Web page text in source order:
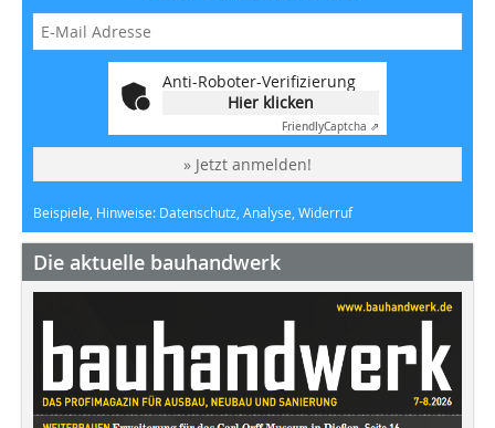
Anti-Roboter-Verifizierung
Hier klicken
FriendlyCaptcha ⇗
» Jetzt anmelden!
Beispiele, Hinweise: Datenschutz, Analyse, Widerruf
Die aktuelle bauhandwerk